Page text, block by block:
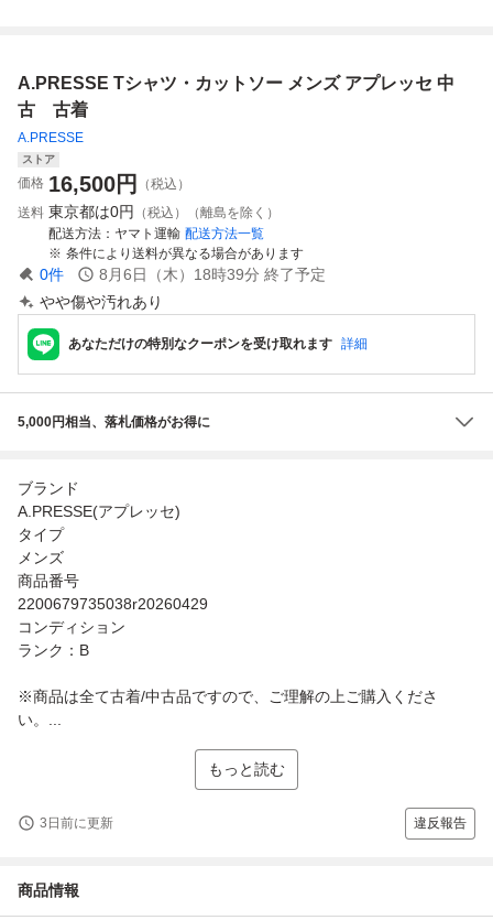
ス 1996 2002 140
A.PRESSE Tシャツ・カットソー メンズ アプレッセ 中
古 古着
A.PRESSE
ストア
価格 16,500円
（税込）
送料 東京都は0円
（税込）（離島を除く）
配送方法
ヤマト運輸 配送方法一覧
条件により送料が異なる場合があります
0件 8月6日（木）18時39分 終了予定
やや傷や汚れあり
あなただけの特別なクーポンを受け取れます 詳細
5,000円相当、落札価格がお得に
ブランド
A.PRESSE(アプレッセ)
タイプ
メンズ
商品番号
2200679735038r20260429
コンディション
ランク：B
※商品は全て古着/中古品ですので、ご理解の上ご購入くださ
い。...
もっと読む
3日前に更新 違反報告
商品情報